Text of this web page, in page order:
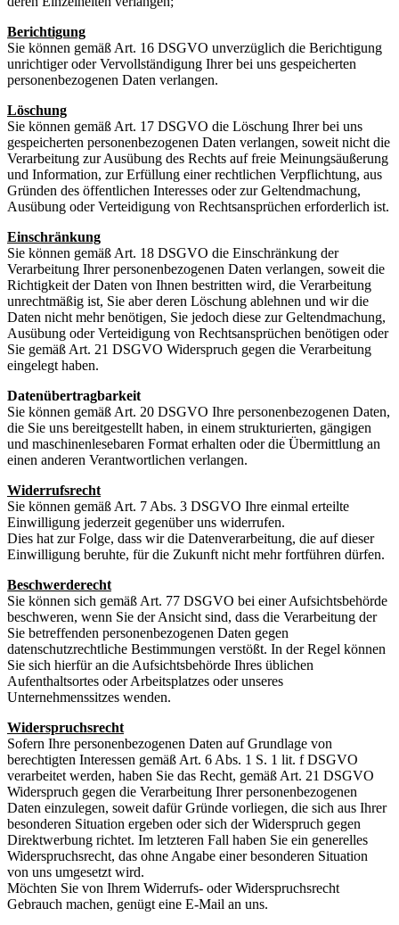
Berichtigung
Sie können gemäß Art. 16 DSGVO unverzüglich die Berichtigung
unrichtiger oder Vervollständigung Ihrer bei uns gespeicherten
personenbezogenen Daten verlangen.
Löschung
Sie können gemäß Art. 17 DSGVO die Löschung Ihrer bei uns
gespeicherten personenbezogenen Daten verlangen, soweit nicht die
Verarbeitung zur Ausübung des Rechts auf freie Meinungsäußerung
und Information, zur Erfüllung einer rechtlichen Verpflichtung, aus
Gründen des öffentlichen Interesses oder zur Geltendmachung,
Ausübung oder Verteidigung von Rechtsansprüchen erforderlich ist.
Einschränkung
Sie können gemäß Art. 18 DSGVO die Einschränkung der
Verarbeitung Ihrer personenbezogenen Daten verlangen, soweit die
Richtigkeit der Daten von Ihnen bestritten wird, die Verarbeitung
unrechtmäßig ist, Sie aber deren Löschung ablehnen und wir die
Daten nicht mehr benötigen, Sie jedoch diese zur Geltendmachung,
Ausübung oder Verteidigung von Rechtsansprüchen benötigen oder
Sie gemäß Art. 21 DSGVO Widerspruch gegen die Verarbeitung
eingelegt haben.
Datenübertragbarkeit
Sie können gemäß Art. 20 DSGVO Ihre personenbezogenen Daten,
die Sie uns bereitgestellt haben, in einem strukturierten, gängigen
und maschinenlesebaren Format erhalten oder die Übermittlung an
einen anderen Verantwortlichen verlangen.
Widerrufsrecht
Sie können gemäß Art. 7 Abs. 3 DSGVO Ihre einmal erteilte
Einwilligung jederzeit gegenüber uns widerrufen.
Dies hat zur Folge, dass wir die Datenverarbeitung, die auf dieser
Einwilligung beruhte, für die Zukunft nicht mehr fortführen dürfen.
Beschwerderecht
Sie können sich gemäß Art. 77 DSGVO bei einer Aufsichtsbehörde
beschweren, wenn Sie der Ansicht sind, dass die Verarbeitung der
Sie betreffenden personenbezogenen Daten gegen
datenschutzrechtliche Bestimmungen verstößt. In der Regel können
Sie sich hierfür an die Aufsichtsbehörde Ihres üblichen
Aufenthaltsortes oder Arbeitsplatzes oder unseres
Unternehmenssitzes wenden.
Widerspruchsrecht
Sofern Ihre personenbezogenen Daten auf Grundlage von
berechtigten Interessen gemäß Art. 6 Abs. 1 S. 1 lit. f DSGVO
verarbeitet werden, haben Sie das Recht, gemäß Art. 21 DSGVO
Widerspruch gegen die Verarbeitung Ihrer personenbezogenen
Daten einzulegen, soweit dafür Gründe vorliegen, die sich aus Ihrer
besonderen Situation ergeben oder sich der Widerspruch gegen
Direktwerbung richtet. Im letzteren Fall haben Sie ein generelles
Widerspruchsrecht, das ohne Angabe einer besonderen Situation
von uns umgesetzt wird.
Möchten Sie von Ihrem Widerrufs- oder Widerspruchsrecht
Gebrauch machen, genügt eine E-Mail an uns.